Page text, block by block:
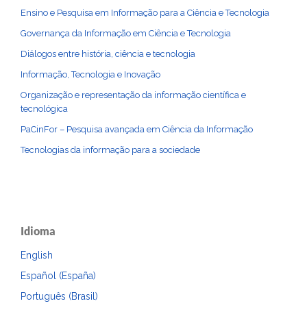
Ensino e Pesquisa em Informação para a Ciência e Tecnologia
Governança da Informação em Ciência e Tecnologia
Diálogos entre história, ciência e tecnologia
Informação, Tecnologia e Inovação
Organização e representação da informação científica e
tecnológica
PaCinFor – Pesquisa avançada em Ciência da Informação
Tecnologias da informação para a sociedade
Idioma
English
Español (España)
Português (Brasil)